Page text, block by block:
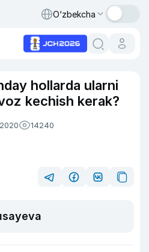
O‘zbekcha
hollarda ularni
kechish kerak?
14240